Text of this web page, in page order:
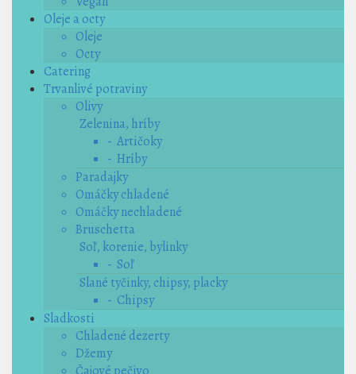
Oleje a octy
Oleje
Octy
Catering
Trvanlivé potraviny
Olivy
Zelenina, hríby
- Artičoky
- Hríby
Paradajky
Omáčky chladené
Omáčky nechladené
Bruschetta
Soľ, korenie, bylinky
- Soľ
Slané tyčinky, chipsy, placky
- Chipsy
Sladkosti
Chladené dezerty
Džemy